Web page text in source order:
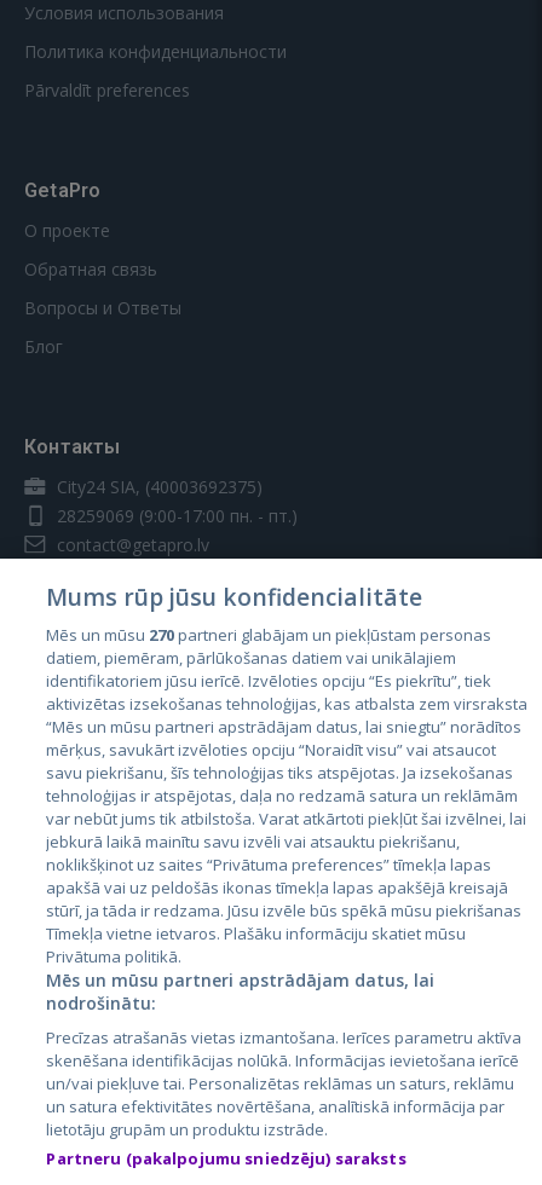
Условия использования
Политика конфиденциальности
Pārvaldīt preferences
GetaPro
О проекте
Обратная связь
Вопросы и Ответы
Блог
Контакты
City24 SIA, (40003692375)
28259069 (9:00-17:00 пн. - пт.)
contact@getapro.lv
Страны
Эстония
Латвия
Литва
City24.lv
City24.ee
GetaPro.lv
GetaPro.ee
Skelbiu.lt
Autoplius.lt
CVbankas.lt
Kainos.lt
Paslaugos.lt
auto24.ee
Osta.ee
Mums rūp jūsu konfidencialitāte
Mēs un mūsu 270partneri glabājam un piekļūstam personas
datiem, piemēram, pārlūkošanas datiem vai unikālajiem
identifikatoriem jūsu ierīcē. Izvēloties opciju “Es piekrītu”, tiek
aktivizētas izsekošanas tehnoloģijas, kas atbalsta zem virsraksta
“Mēs un mūsu partneri apstrādājam datus, lai sniegtu” norādītos
mērķus, savukārt izvēloties opciju “Noraidīt visu” vai atsaucot
savu piekrišanu, šīs tehnoloģijas tiks atspējotas. Ja izsekošanas
tehnoloģijas ir atspējotas, daļa no redzamā satura un reklāmām
var nebūt jums tik atbilstoša. Varat atkārtoti piekļūt šai izvēlnei, lai
jebkurā laikā mainītu savu izvēli vai atsauktu piekrišanu,
noklikšķinot uz saites “Privātuma preferences” tīmekļa lapas
apakšā vai uz peldošās ikonas tīmekļa lapas apakšējā kreisajā
stūrī, ja tāda ir redzama. Jūsu izvēle būs spēkā mūsu piekrišanas
Tīmekļa vietne ietvaros. Plašāku informāciju skatiet mūsu
Privātuma politikā.
Mēs un mūsu partneri apstrādājam datus, lai
nodrošinātu:
Precīzas atrašanās vietas izmantošana. Ierīces parametru aktīva
skenēšana identifikācijas nolūkā. Informācijas ievietošana ierīcē
un/vai piekļuve tai. Personalizētas reklāmas un saturs, reklāmu
un satura efektivitātes novērtēšana, analītiskā informācija par
lietotāju grupām un produktu izstrāde.
Partneru (pakalpojumu sniedzēju) saraksts